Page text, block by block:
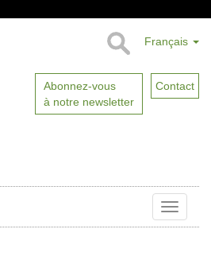
Français
Abonnez-vous
à notre newsletter
Contact
Toggle